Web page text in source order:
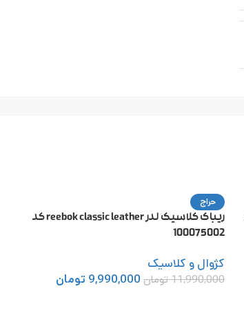
حراج
ریباک کلاسیک لدر reebok classic leather کد
100075002
کژوال و کلاسیک
11,990,000تومان 9,990,000 تومان